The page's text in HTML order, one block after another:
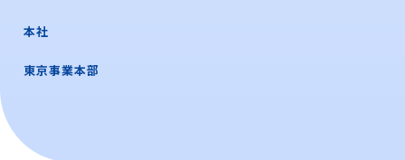
本社
東京事業本部